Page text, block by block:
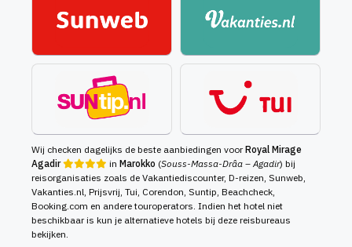
Wij checken dagelijks de beste aanbiedingen voorRoyal Mirage
Agadir
in Marokko (Souss-Massa-Drâa – Agadir) bij
reisorganisaties zoals de Vakantiediscounter, D-reizen, Sunweb,
Vakanties.nl, Prijsvrij, Tui, Corendon, Suntip, Beachcheck,
Booking.com en andere touroperators. Indien het hotel niet
beschikbaar is kun je alternatieve hotels bij deze reisbureaus
bekijken.